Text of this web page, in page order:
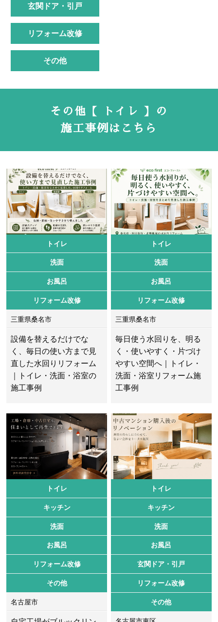
玄関ドア・引戸
リフォーム改修
その他
その他【 トイレ 】の
施工事例はこちら
トイレ
洗面
お風呂
リフォーム改修
三重県桑名市
設備を替えるだけでな
く、毎日の使い方まで見
直した水回りリフォーム
｜トイレ・洗面・浴室の
施工事例
トイレ
洗面
お風呂
リフォーム改修
三重県桑名市
毎日使う水回りを、明る
く・使いやすく・片づけ
やすい空間へ｜トイレ・
洗面・浴室リフォーム施
工事例
トイレ
キッチン
洗面
お風呂
リフォーム改修
その他
名古屋市
トイレ
キッチン
洗面
お風呂
玄関ドア・引戸
リフォーム改修
その他